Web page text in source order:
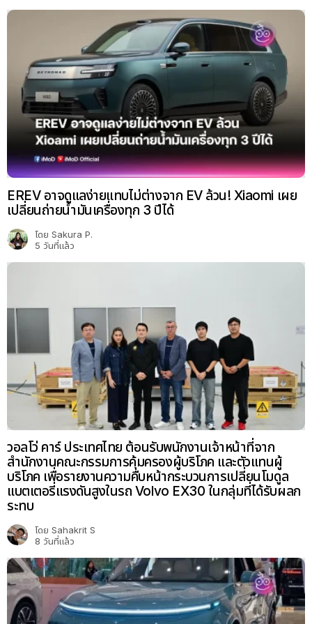
EREV อาจดูแลง่ายแทบไม่ต่างจาก EV ล้วน! Xiaomi เผย
เปลี่ยนถ่ายน้ำมันเครื่องทุก 3 ปีได้
โดย Sakura P.
5 วันที่แล้ว
วอลโว่ คาร์ ประเทศไทย ต้อนรับพนักงานเจ้าหน้าที่จาก
สำนักงานคณะกรรมการคุ้มครองผู้บริโภค และตัวแทนผู้
บริโภค เพื่อรายงานความคืบหน้ากระบวนการเปลี่ยนโมดูล
แบตเตอรี่แรงดันสูงในรถ Volvo EX30 ในกลุ่มที่ได้รับผลก
ระทบ
โดย Sahakrit S
8 วันที่แล้ว